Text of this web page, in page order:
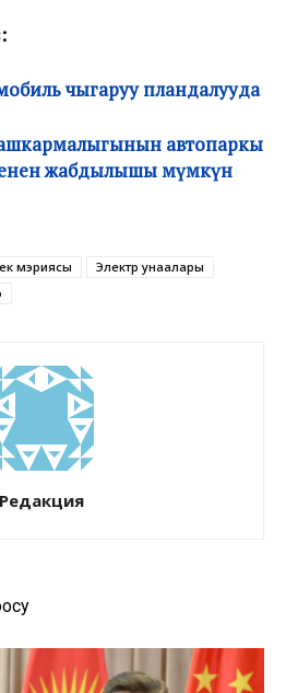
чыгаруу пландалууда
автопаркы
жабдылышы мүмкүн
мэриясы
Электр унаалары
Редакция